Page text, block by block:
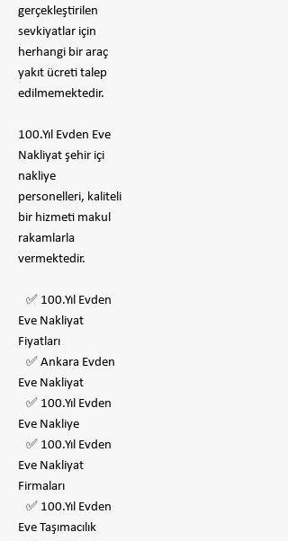
gerçekleştirilen
sevkiyatlar için
herhangi bir araç
yakıt ücreti talep
edilmemektedir.
100.Yıl Evden Eve
Nakliyat şehir içi
nakliye
personelleri, kaliteli
bir hizmeti makul
rakamlarla
vermektedir.
✅ 100.Yıl Evden
Eve Nakliyat
Fiyatları
✅ Ankara Evden
Eve Nakliyat
✅ 100.Yıl Evden
Eve Nakliye
✅ 100.Yıl Evden
Eve Nakliyat
Firmaları
✅ 100.Yıl Evden
Eve Taşımacılık